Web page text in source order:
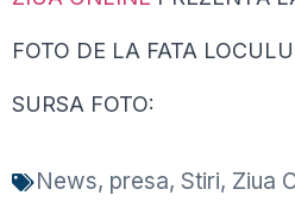
FOTO DE LA FATA
SURSA FOTO:
News, presa, Stiri, Ziua